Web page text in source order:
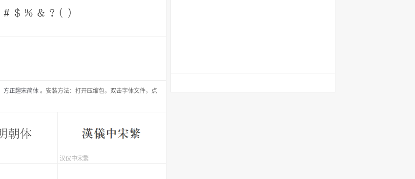
方正趣宋简体 。安装方法：打开压缩包，双击字体文件，点
汉仪中宋繁